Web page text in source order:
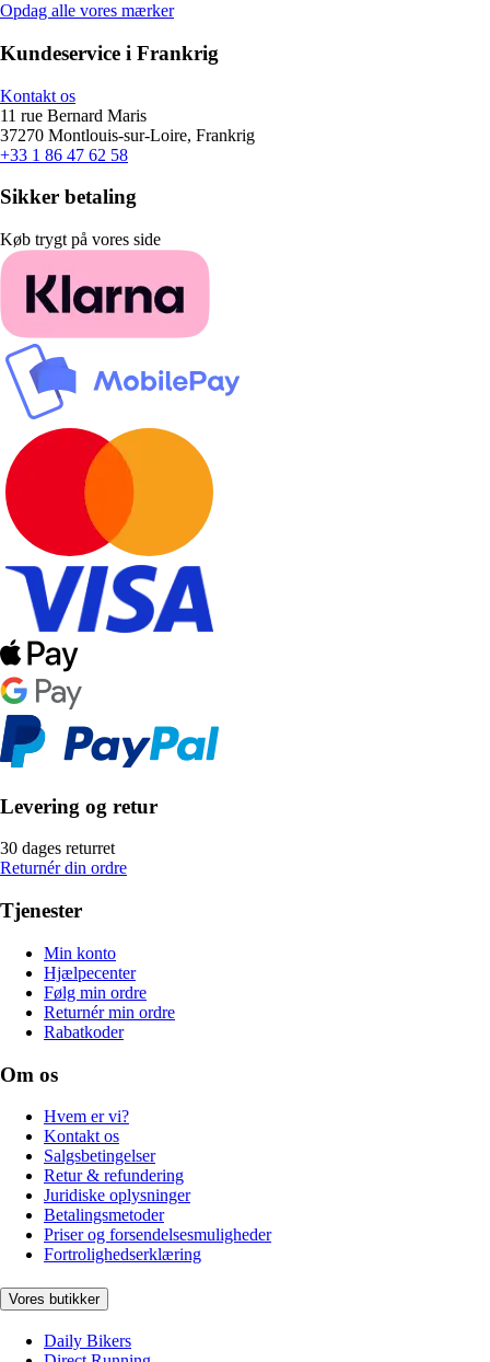
Opdag alle vores mærker
Kundeservice i Frankrig
Kontakt os
11 rue Bernard Maris
37270 Montlouis-sur-Loire, Frankrig
+33 1 86 47 62 58
Sikker betaling
Køb trygt på vores side
Levering og retur
30 dages returret
Returnér din ordre
Tjenester
Min konto
Hjælpecenter
Følg min ordre
Returnér min ordre
Rabatkoder
Om os
Hvem er vi?
Kontakt os
Salgsbetingelser
Retur & refundering
Juridiske oplysninger
Betalingsmetoder
Priser og forsendelsesmuligheder
Fortrolighedserklæring
Vores butikker
Daily Bikers